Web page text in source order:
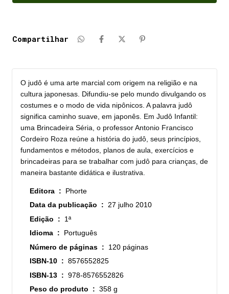
Compartilhar
O judô é uma arte marcial com origem na religião e na
cultura japonesas. Difundiu-se pelo mundo divulgando os
costumes e o modo de vida nipônicos. A palavra judô
significa caminho suave, em japonês. Em Judô Infantil:
uma Brincadeira Séria, o professor Antonio Francisco
Cordeiro Roza reúne a história do judô, seus princípios,
fundamentos e métodos, planos de aula, exercícios e
brincadeiras para se trabalhar com judô para crianças, de
maneira bastante didática e ilustrativa.
Editora ‏ : ‎ Phorte
Data da publicação ‏ : ‎ 27 julho 2010
Edição ‏ : ‎ 1ª
Idioma ‏ : ‎ Português
Número de páginas ‏ : ‎ 120 páginas
ISBN-10 ‏ : ‎ 8576552825
ISBN-13 ‏ : ‎ 978-8576552826
Peso do produto ‏ : ‎ 358 g